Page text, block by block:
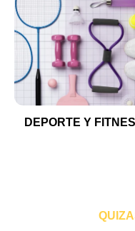
DEPORTE Y